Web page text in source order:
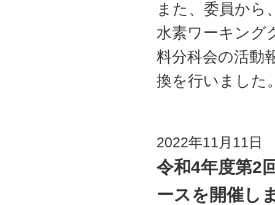
また、委員から
水素ワーキング
料分科会の活動
換を行いました
2022年11月11日
令和4年度第2
ースを開催し